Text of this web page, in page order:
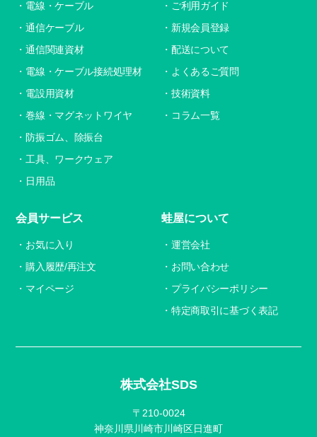
株式会社SDS
〒210-0024
神奈川県川崎市川崎区日進町
電線・ケーブル
通信ケーブル
通信関連資材
電線・ケーブル接続処理材
電設用資材
巻線・マグネットワイヤ
防振ゴム、除振台
工具、ワークウェア
日用品
ご利用ガイド
新規会員登録
配送について
よくあるご質問
技術資料
コラム一覧
会員サービス
お気に入り
購入履歴/再注文
マイページ
蛙屋について
運営会社
お問い合わせ
プライバシーポリシー
特定商取引に基づく表記